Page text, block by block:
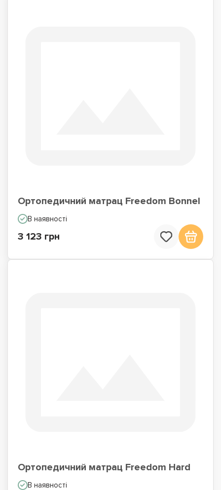
Ортопедичний матрац Freedom Bonnel
В наявності
3 123 грн
Ортопедичний матрац Freedom Hard
В наявності